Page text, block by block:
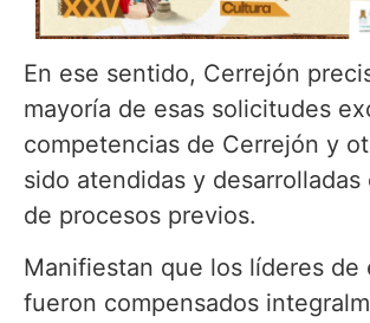
En ese sentido, Cerrejón
mayoría de esas solicitudes
competencias de Cerrejón y
sido atendidas y desarrolladas
de procesos previos.
Manifiestan que los líderes de
fueron compensados